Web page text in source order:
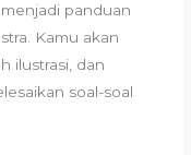
panduan
Kamu akan
ilustrasi, dan
soal-soal